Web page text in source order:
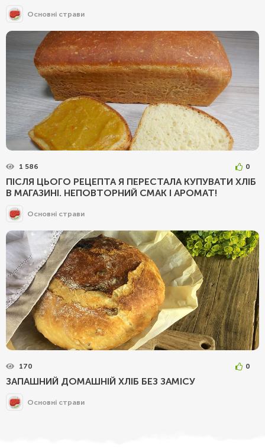
Основні страви
1 586 0
ПІСЛЯ ЦЬОГО РЕЦЕПТА Я ПЕРЕСТАЛА КУПУВАТИ ХЛІБ
В МАГАЗИНІ. НЕПОВТОРНИЙ СМАК І АРОМАТ!
Основні страви
170 0
ЗАПАШНИЙ ДОМАШНІЙ ХЛІБ БЕЗ ЗАМІСУ
Основні страви